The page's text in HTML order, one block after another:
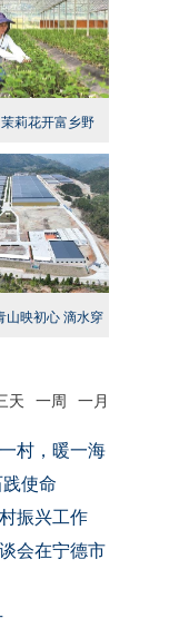
莉花开富乡野
山映初心 滴水穿
天 一周 一月
村，暖一海
使命
振兴工作
会在宁德市